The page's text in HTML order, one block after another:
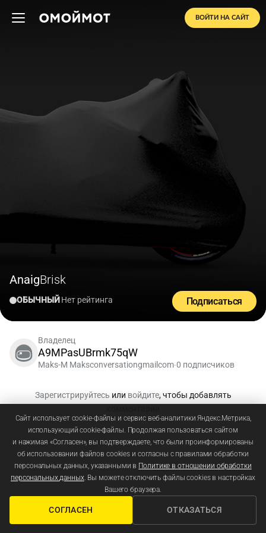
ВОЙТИ НА САЙТ
AnaigBrisk
ОБЫЧНЫЙНет рейтинга Подписаться
Владелец
A9MPasUBrmk75qW
Maks-M Maksconversationgmailcom•0 подписчиков
Зарегистрируйтесь или войдите, чтобы добавлять
Сайт использует cookie-файлы и сервис веб-аналитики Яндекс.Метрика,
использующий cookie-файлы. Продолжая пользоваться сайтом
и нажимая «Согласен», вы подтверждаете, что были проинформированы
об использовании файлов cookies и согласны с правилами обработки
персональных данных, указанными в Политике в отношении обработки
персональных данных. Вы можете отключить файлы cookies в настройках
Вашего браузера.
СОГЛАСЕН ОТКАЗАТЬСЯ